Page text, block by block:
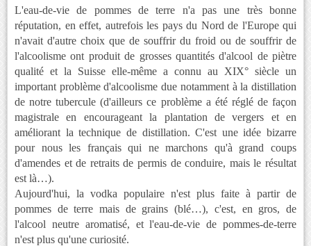
L'eau-de-vie de pommes de terre n'a pas une très bonne
réputation, en effet, autrefois les pays du Nord de l'Europe qui
n'avait d'autre choix que de souffrir du froid ou de souffrir de
l'alcoolisme ont produit de grosses quantités d'alcool de piètre
qualité et la Suisse elle-même a connu au XIX° siècle un
important problème d'alcoolisme due notamment à la distillation
de notre tubercule (d'ailleurs ce problème a été réglé de façon
magistrale en encourageant la plantation de vergers et en
améliorant la technique de distillation. C'est une idée bizarre
pour nous les français qui ne marchons qu'à grand coups
d'amendes et de retraits de permis de conduire, mais le résultat
est là…).
Aujourd'hui, la vodka populaire n'est plus faite à partir de
pommes de terre mais de grains (blé…), c'est, en gros, de
l'alcool neutre aromatisé, et l'eau-de-vie de pommes-de-terre
n'est plus qu'une curiosité.